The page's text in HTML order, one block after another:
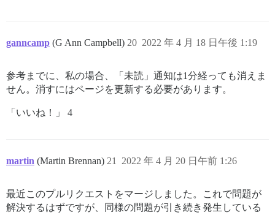
ganncamp (G Ann Campbell) 2022 年 4 月 18 日午後 1:19
20
参考までに、私の場合、「未読」通知は1分経っても消えま
せん。消すにはページを更新する必要があります。
「いいね！」 4
martin (Martin Brennan) 2022 年 4 月 20 日午前 1:26
21
最近このプルリクエストをマージしました。これで問題が
解決するはずですが、同様の問題が引き続き発生している